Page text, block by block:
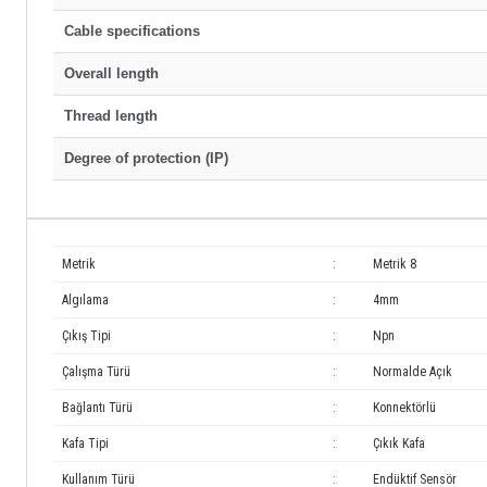
Cable specifications
Overall length
Thread length
Degree of protection (IP)
Metrik : Metrik 8
Algılama : 4mm
Çıkış Tipi : Npn
Çalışma Türü : Normalde Açık
Bağlantı Türü : Konnektörlü
Kafa Tipi : Çıkık Kafa
Kullanım Türü : Endüktif Sensör